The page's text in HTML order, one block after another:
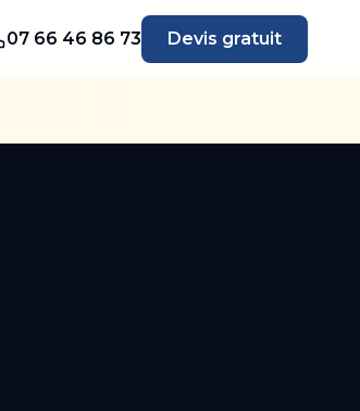
07 66 46 86 73 Devis gratuit